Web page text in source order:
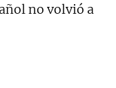
no volvió a